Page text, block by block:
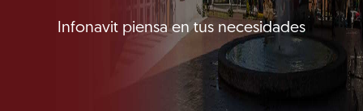
Infonavit piensa en tus necesidades